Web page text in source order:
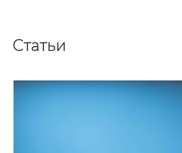
Статьи